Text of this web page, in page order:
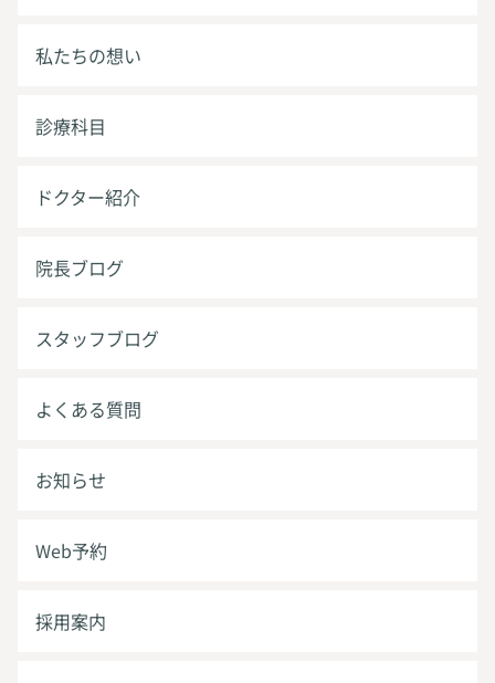
私たちの想い
診療科目
ドクター紹介
院長ブログ
スタッフブログ
よくある質問
お知らせ
Web予約
採用案内